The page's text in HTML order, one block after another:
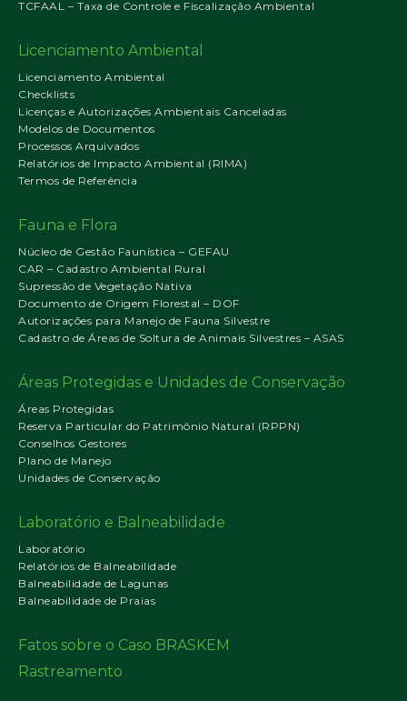
TCFAAL – Taxa de Controle e Fiscalização Ambiental
Licenciamento Ambiental
Licenciamento Ambiental
Checklists
Licenças e Autorizações Ambientais Canceladas
Modelos de Documentos
Processos Arquivados
Relatórios de Impacto Ambiental (RIMA)
Termos de Referência
Fauna e Flora
Núcleo de Gestão Faunística – GEFAU
CAR – Cadastro Ambiental Rural
Supressão de Vegetação Nativa
Documento de Origem Florestal – DOF
Autorizações para Manejo de Fauna Silvestre
Cadastro de Áreas de Soltura de Animais Silvestres – ASAS
Áreas Protegidas e Unidades de Conservação
Áreas Protegidas
Reserva Particular do Patrimônio Natural (RPPN)
Conselhos Gestores
Plano de Manejo
Unidades de Conservação
Laboratório e Balneabilidade
Laboratório
Relatórios de Balneabilidade
Balneabilidade de Lagunas
Balneabilidade de Praias
Fatos sobre o Caso BRASKEM
Rastreamento